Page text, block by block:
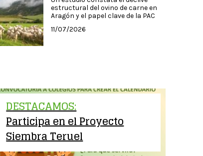
estructural del ovino de carne en
Aragón y el papel clave de la PAC
11/07/2026
DESTACAMOS:
Participa en el Proyecto
Siembra Teruel